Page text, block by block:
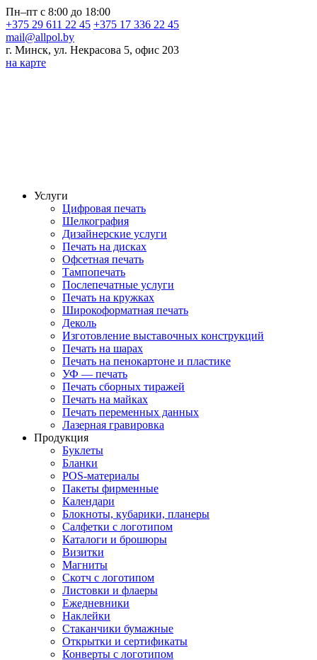
Пн–пт с 8:00 до 18:00
+375 29 611 22 45 +375 17 336 22 45
mail@allpol.by
г. Минск, ул. Некрасова 5, офис 203
на карте
Услуги
Цифровая печать
Шелкография
Дизайнерские услуги
Печать на дисках
Офсетная печать
Тампопечать
Послепечатные услуги
Печать на кружках
Широкоформатная печать
Деколь
Изготовление выставочных конструкций
Печать на шарах
Печать на пенокартоне и пластике
УФ — печать
Печать сборных тиражей
Печать на майках
Печать переменных данных
Лазерная гравировка
Продукция
Буклеты
Бланки
POS-материалы
Пакеты фирменные
Календари
Блокноты, кубарики, планеры
Салфетки с логотипом
Каталоги и брошюры
Визитки
Магниты
Скотч с логотипом
Листовки и флаеры
Ежедневники
Наклейки
Стаканчики бумажные
Открытки и сертификаты
Конверты с логотипом